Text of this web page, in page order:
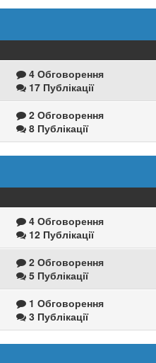
4 Обговорення
17 Публікації
2 Обговорення
8 Публікації
4 Обговорення
12 Публікації
2 Обговорення
5 Публікації
1 Обговорення
3 Публікації